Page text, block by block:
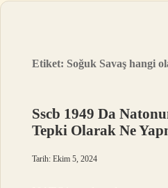
Etiket: Soğuk Savaş hangi
Sscb 1949 Da
Tepki Olarak Ne
Tarih: Ekim 5, 2024